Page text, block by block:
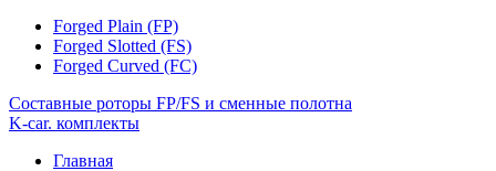
Forged Plain (FP)
Forged Slotted (FS)
Forged Curved (FC)
Составные роторы FP/FS и сменные полотна
K-car. комплекты
Главная